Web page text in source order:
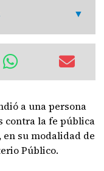
a una persona
contra la fe pública
su modalidad de
Público.